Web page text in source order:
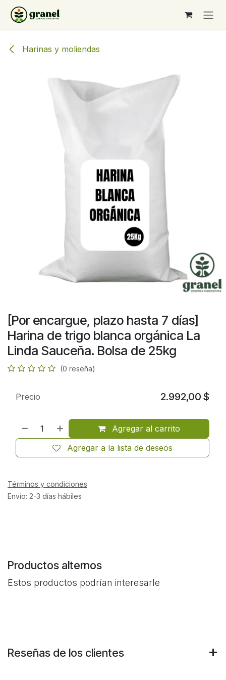
Ir al contenido
Harinas y moliendas
[Por encargue, plazo hasta 7 días]
Harina de trigo blanca orgánica La
Linda Sauceña. Bolsa de 25kg
(0 reseña)
Agregar al carrito
Agregar a la lista de deseos
Precio 2.992,00 $
Términos y condiciones
Envío: 2-3 días hábiles
Productos alternos
Estos productos podrían interesarle
Reseñas de los clientes